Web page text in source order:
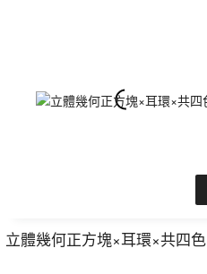
立體幾何正方塊×耳環×共四色